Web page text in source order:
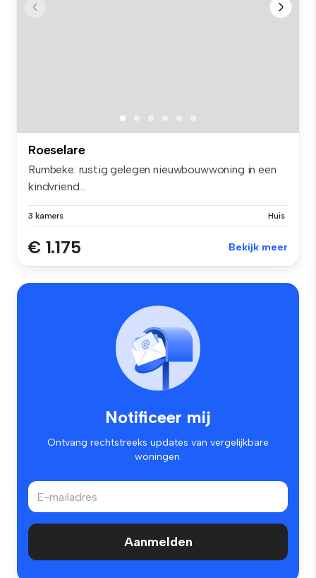
Roeselare
Rumbeke: rustig gelegen nieuwbouwwoning in een
kindvriend...
3 kamers Huis
€ 1.175 Bekijk meer
Notificeer mij
Ontvang rechtstreeks updates van vergelijkbare
woningen.
Aanmelden